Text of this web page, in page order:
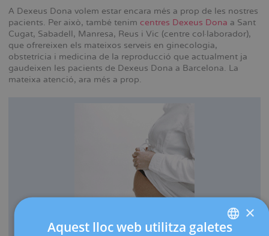
A Dexeus Dona volem estar encara més a prop de les nostres
pacients. Per això, també tenim centres Dexeus Dona a Sant
Cugat, Sabadell, Manresa, Reus i Vic (centre col·laborador),
que ofrereixen els mateixos serveis en ginecologia,
obstetrícia i medicina de la reproducció que actualment ja
gaudeixen les pacients de Dexeus Dona a Barcelona. La
mateixa atenció, ara més a prop.
×
Aquest lloc web utilitza galetes